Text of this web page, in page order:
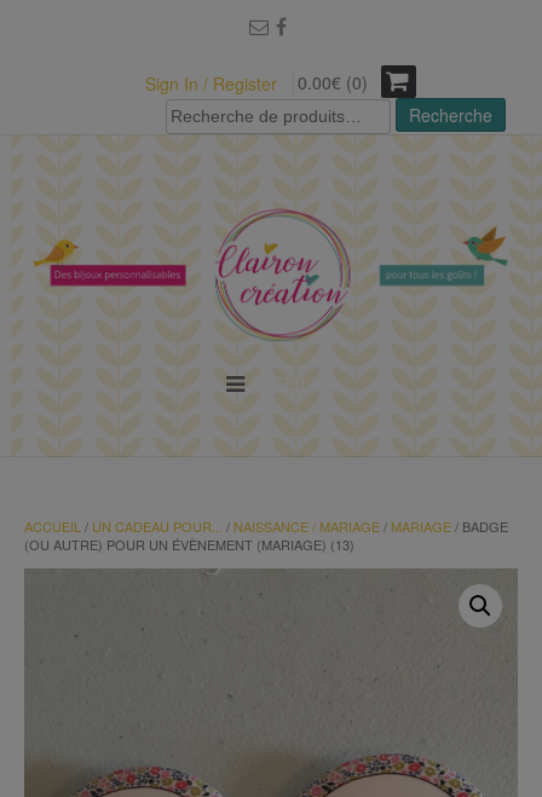
Sign In / Register
0.00€ (0)
Recherche
pour :
Recherche
ACCUEIL / UN CADEAU POUR... / NAISSANCE / MARIAGE/ MARIAGE/ BADGE
(OU AUTRE) POUR UN ÉVÈNEMENT (MARIAGE) (13)